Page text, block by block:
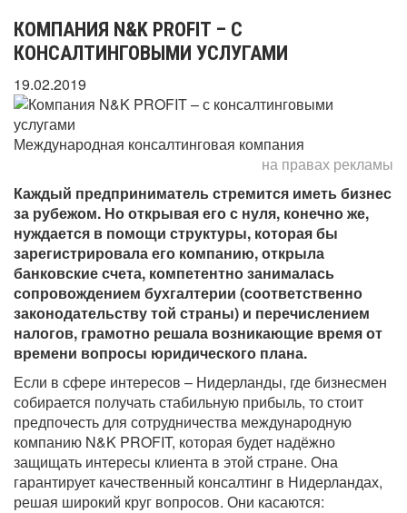
КОМПАНИЯ N&K PROFIT – С
КОНСАЛТИНГОВЫМИ УСЛУГАМИ
19.02.2019
Международная консалтинговая компания
на правах рекламы
Каждый предприниматель стремится иметь бизнес
за рубежом. Но открывая его с нуля, конечно же,
нуждается в помощи структуры, которая бы
зарегистрировала его компанию, открыла
банковские счета, компетентно занималась
сопровождением бухгалтерии (соответственно
законодательству той страны) и перечислением
налогов, грамотно решала возникающие время от
времени вопросы юридического плана.
Если в сфере интересов – Нидерланды, где бизнесмен
собирается получать стабильную прибыль, то стоит
предпочесть для сотрудничества международную
компанию N&K PROFIT, которая будет надёжно
защищать интересы клиента в этой стране. Она
гарантирует качественный консалтинг в Нидерландах,
решая широкий круг вопросов. Они касаются: